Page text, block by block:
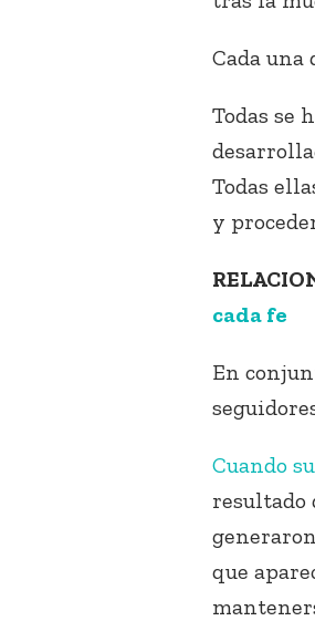
Cada
Todas se
Todas
y
cada fe
En
Cuando
resultado
que